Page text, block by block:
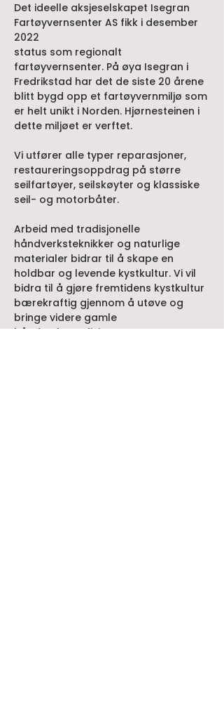
Det ideelle aksjeselskapet Isegran
Fartøyvernsenter AS fikk i desember
2022
status som regionalt
fartøyvernsenter. På øya Isegran i
Fredrikstad har det de siste 20 årene
blitt bygd opp et fartøyvernmiljø som
er helt unikt i Norden. Hjørnesteinen i
dette miljøet er verftet.
Vi utfører alle typer reparasjoner,
restaureringsoppdrag på større
seilfartøyer, seilskøyter og klassiske
seil- og motorbåter.
Arbeid med tradisjonelle
håndverksteknikker og naturlige
materialer bidrar til å skape en
holdbar og levende kystkultur. Vi vil
bidra til å gjøre fremtidens kystkultur
bærekraftig gjennom å utøve og
bringe videre gamle
håndverkstradisjoner.